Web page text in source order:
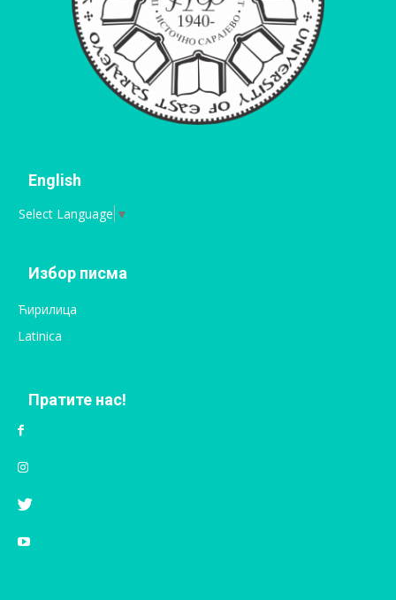
English
Select Language ▼
Избор писма
Ћирилица
Latinica
Пратите нас!